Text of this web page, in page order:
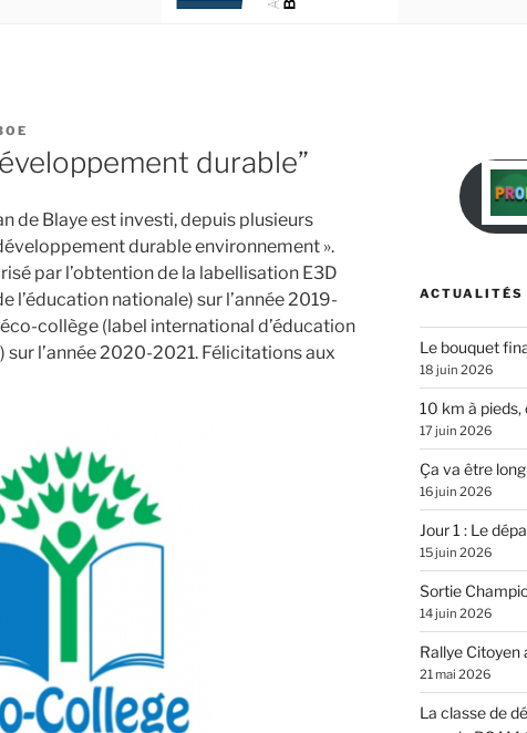
durable”
de Blaye est investi, depuis plusieurs
durable environnement ».
par l’obtention de la labellisation E3D
l’éducation nationale) sur l’année 2019-
collège (label international d’éducation
l’année 2020-2021. Félicitations aux
ACTUALITÉS
Le bouquet
18 juin 2026
10 km à pieds,
17 juin 2026
Ça va être
16 juin 2026
Jour 1 : Le
15 juin 2026
Sortie
14 juin 2026
Rallye Citoyen
21 mai 2026
La classe de